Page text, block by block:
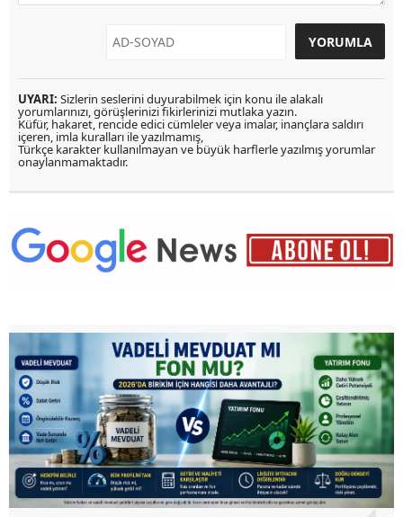
UYARI: Sizlerin seslerini duyurabilmek için konu ile alakalı
yorumlarınızı, görüşlerinizi fikirlerinizi mutlaka yazın.
Küfür, hakaret, rencide edici cümleler veya imalar, inançlara saldırı
içeren, imla kuralları ile yazılmamış,
Türkçe karakter kullanılmayan ve büyük harflerle yazılmış yorumlar
onaylanmamaktadır.